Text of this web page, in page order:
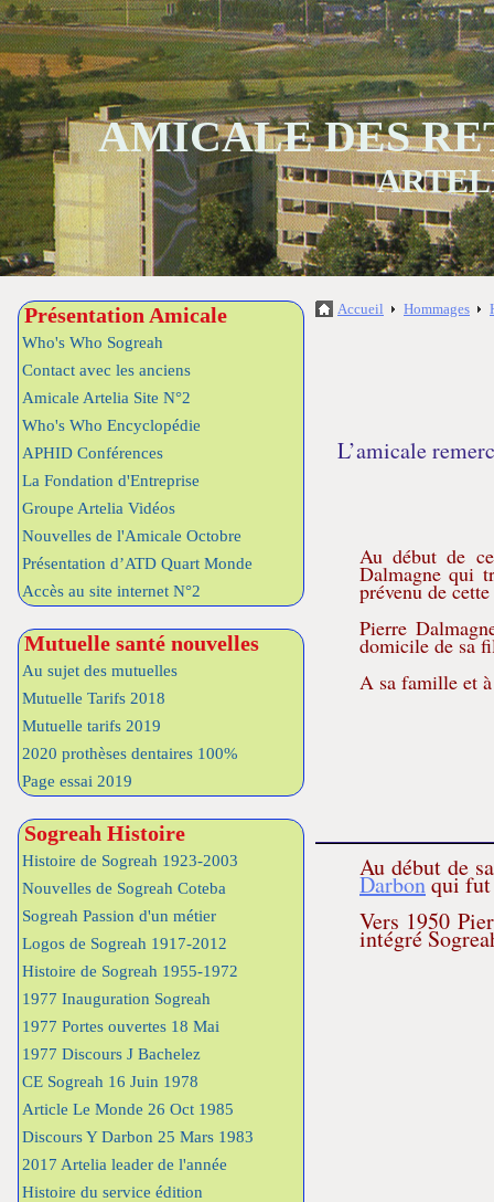
AMICALE DES
Présentation Amicale
Who's Who Sogreah
Contact avec les anciens
Amicale Artelia Site N°2
Who's Who Encyclopédie
APHID Conférences
La Fondation d'Entreprise
Groupe Artelia Vidéos
Nouvelles de l'Amicale Octobre
Présentation d’ATD Quart Monde
Accès au site internet N°2
Mutuelle santé nouvelles
Au sujet des mutuelles
Mutuelle Tarifs 2018
Mutuelle tarifs 2019
2020 prothèses dentaires 100%
Page essai 2019
Sogreah Histoire
Histoire de Sogreah 1923-2003
Nouvelles de Sogreah Coteba
Sogreah Passion d'un métier
Logos de Sogreah 1917-2012
Histoire de Sogreah 1955-1972
1977 Inauguration Sogreah
1977 Portes ouvertes 18 Mai
1977 Discours J Bachelez
CE Sogreah 16 Juin 1978
Article Le Monde 26 Oct 1985
Discours Y Darbon 25 Mars 1983
2017 Artelia leader de l'année
Histoire du service édition
Accueil Hommages
L’amicale
Au début de
Dalmagne qui
prévenu de
Pierre
domicile de sa
A sa famille et à
Au début de
Darbonqui fut
Vers 1950
intégré